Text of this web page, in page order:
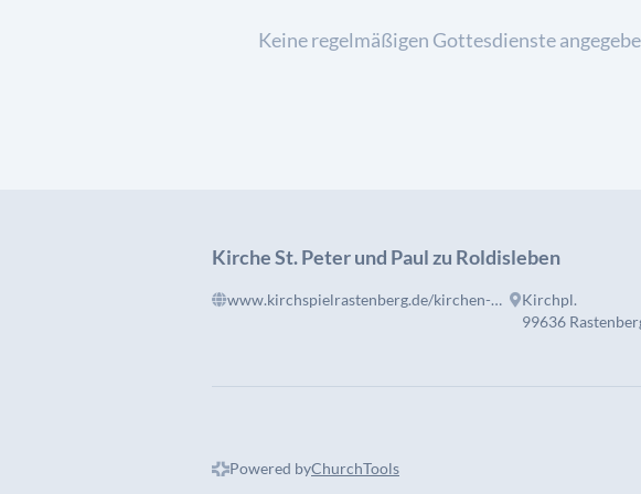
Keine regelmäßigen Gottesdienste
Kirche St. Peter und Paul zu Roldisleben
www.kirchspielrastenberg.de/kirchen-und-geb%c3%a4ude/roldisleben
Kirchpl.
99636
Powered byChurchTools